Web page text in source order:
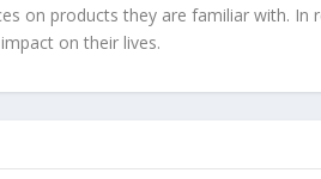
on products they are familiar with. In
on their lives.